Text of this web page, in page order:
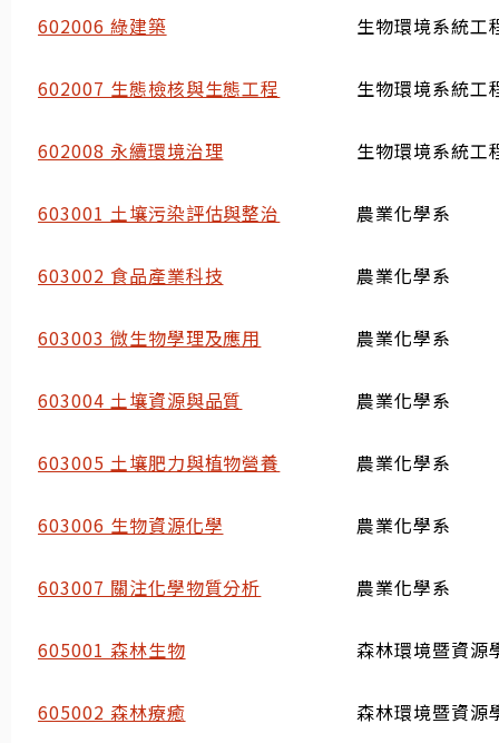
602006 綠建築 生物環境系統工
602007 生態檢核與生態工程 生物環境系統工
602008 永續環境治理 生物環境系統工
603001 土壤污染評估與整治 農業化學系
603002 食品產業科技 農業化學系
603003 微生物學理及應用 農業化學系
603004 土壤資源與品質 農業化學系
603005 土壤肥力與植物營養 農業化學系
603006 生物資源化學 農業化學系
603007 關注化學物質分析 農業化學系
605001 森林生物 森林環境暨資源
605002 森林療癒 森林環境暨資源